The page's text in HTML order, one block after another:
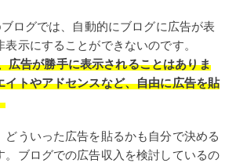
ログでは、自動的にブログに広告が表
示にすることができないのです。
広告が勝手に表示されることはありま
イトやアドセンスなど、自由に広告を貼
どういった広告を貼るかも自分で決める
。ブログでの広告収入を検討しているの